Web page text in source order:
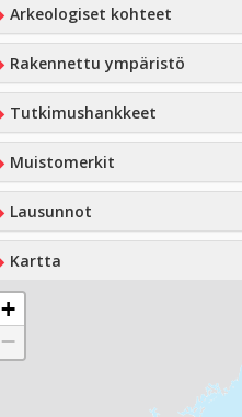
Arkeologiset kohteet
Rakennettu ympäristö
Tutkimushankkeet
Muistomerkit
Lausunnot
Kartta
+
−